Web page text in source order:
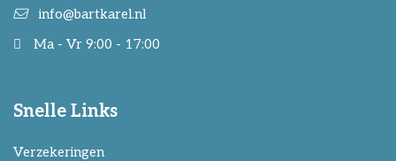
info@bartkarel.nl
Ma - Vr 9:00 - 17:00
Snelle Links
Verzekeringen